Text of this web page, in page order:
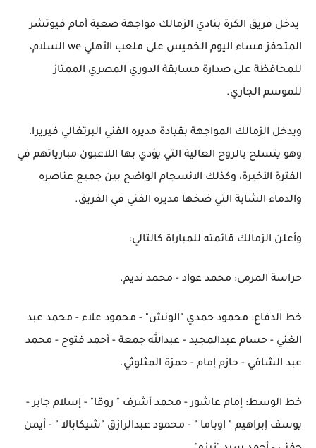
يدخل فريق الكرة بنادي الزمالك مواجهة صعبة أمام فيوتشر
المتحفز مساء اليوم الخميس على ملعب الأهلي we السلام،
للمحافظة على صدارة مسابقة الدوري المصري الممتاز
للموسم الجاري.
ويدخل الزمالك المواجهة بقيادة مديره الفني البرتغالي فيريرا،
وهو يتسلح بالروح العالية التي يؤدي بها اللاعبون مبارياتهم في
الفترة الأخيرة، وكذلك الانسجام الواضح بين جميع عناصره
والدماء الشابة التي ضخها مديره الفني في الفريق.
وأعلن الزمالك قائمته للمباراة كالتالي:
خط الدفاع: محمود حمدي "الونش" - محمود علاء - محمد عبد
الغني - حسام عبدالمجيد - عبدالله جمعة - أحمد فتوح - محمد
عبد الشافي - حازم إمام - حمزة المثلوثي.
‏‎خط الوسط: إمام عاشور - محمد أشرف " روقا" - إسلام جابر -
يوسف إبراهيم " اوباما " - محمود عبدالرازق "شيكابالا " - أيمن